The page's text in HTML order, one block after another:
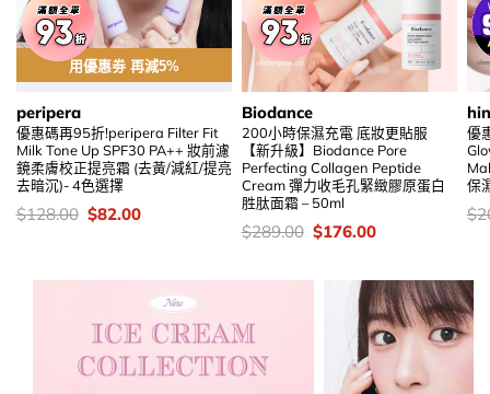
用優惠劵 再減5%
peripera
優惠碼再95折!peripera Filter Fit
Milk Tone Up SPF30 PA++ 妝前濾
鏡柔膚校正提亮霜 (去黃/減紅/提亮
去暗沉)- 4色選擇
價
錢：
$128.00 Original
price
$82.00Current
Biodance
200小時保濕充電 底妝更貼服
【新升級】Biodance Pore
Perfecting Collagen Peptide
Cream 彈力收毛孔緊緻膠原蛋白
胜肽面霜 – 50ml
價
錢：
$289.00 Original
price
$289.00.
$176.00Current
$176.00.
優
保
價
錢
$